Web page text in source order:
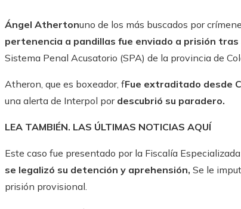
Ángel Athertonuno de los más buscados por
pertenencia a pandillas fue enviado a prisión
Sistema Penal Acusatorio (SPA) de la provincia de
Atheron, que es boxeador, fFue extraditado desde
una alerta de Interpol por descubrió su paradero.
LEA TAMBIÉN. LAS ÚLTIMAS NOTICIAS AQUÍ
Este caso fue presentado por la Fiscalía
se legalizó su detención y aprehensión, Se le
prisión provisional.